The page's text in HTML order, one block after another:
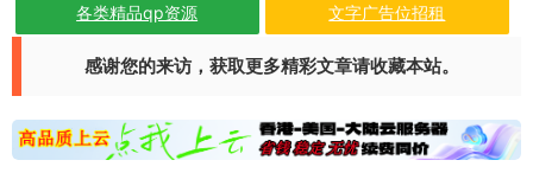
各类精品qp资源 文字广告位招租
感谢您的来访，获取更多精彩文章请收藏本站。